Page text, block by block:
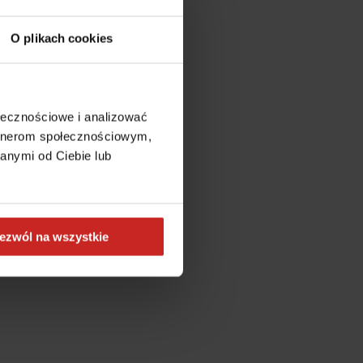
O plikach cookies
i analizować
społecznościowym,
od Ciebie lub
na wszystkie
information).